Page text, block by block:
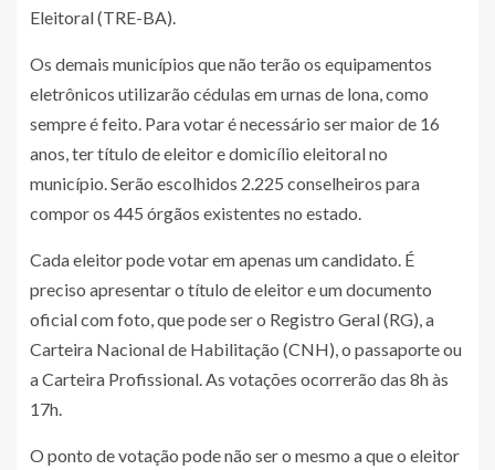
Eleitoral (TRE-BA).
Os demais municípios que não terão os equipamentos
eletrônicos utilizarão cédulas em urnas de lona, como
sempre é feito. Para votar é necessário ser maior de 16
anos, ter título de eleitor e domicílio eleitoral no
município. Serão escolhidos 2.225 conselheiros para
compor os 445 órgãos existentes no estado.
Cada eleitor pode votar em apenas um candidato. É
preciso apresentar o título de eleitor e um documento
oficial com foto, que pode ser o Registro Geral (RG), a
Carteira Nacional de Habilitação (CNH), o passaporte ou
a Carteira Profissional. As votações ocorrerão das 8h às
17h.
O ponto de votação pode não ser o mesmo a que o eleitor